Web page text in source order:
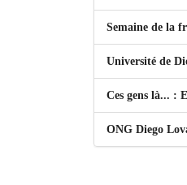
Semaine de la
Université de
Ces gens là... :
ONG Diego